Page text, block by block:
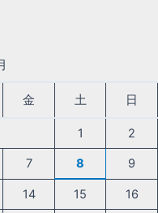
金 土 日
1 2
7 8 9
14 15 16